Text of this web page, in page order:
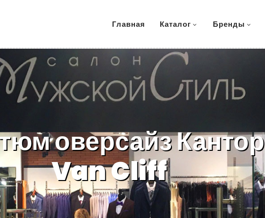
Главная Каталог Бренды
оверсайз Кантор
Van Cliff